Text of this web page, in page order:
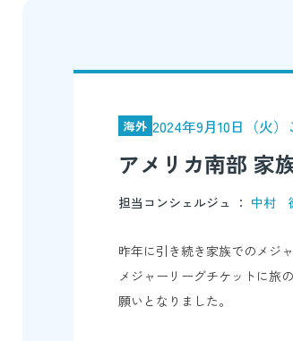
海外 2024年9月10日（火
アメリカ南部 家
担当コンシェルジュ ： 中村
昨年に引き続き家族でのメジ
メジャーリーグチケットに旅
願いとなりました。